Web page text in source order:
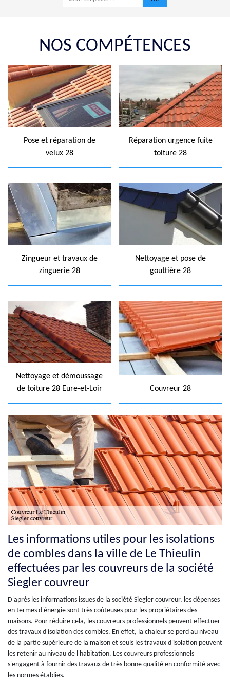
NOS COMPÉTENCES
Pose et réparation de
velux 28
Réparation urgence fuite
toiture 28
Zingueur et travaux de
zinguerie 28
Nettoyage et pose de
gouttière 28
Nettoyage et démoussage
de toiture 28 Eure-et-Loir
Couvreur 28
Les informations utiles pour les isolations
de combles dans la ville de Le Thieulin
effectuées par les couvreurs de la société
Siegler couvreur
D'après les informations issues de la société Siegler couvreur, les dépenses
en termes d'énergie sont très coûteuses pour les propriétaires des
maisons. Pour réduire cela, les couvreurs professionnels peuvent effectuer
des travaux d'isolation des combles. En effet, la chaleur se perd au niveau
de la partie supérieure de la maison et seuls les travaux d'isolation peuvent
les retenir au niveau de l'habitation. Les couvreurs professionnels
s'engagent à fournir des travaux de très bonne qualité en conformité avec
les normes établies.